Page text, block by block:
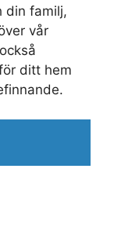
din familj,
vår
ditt hem